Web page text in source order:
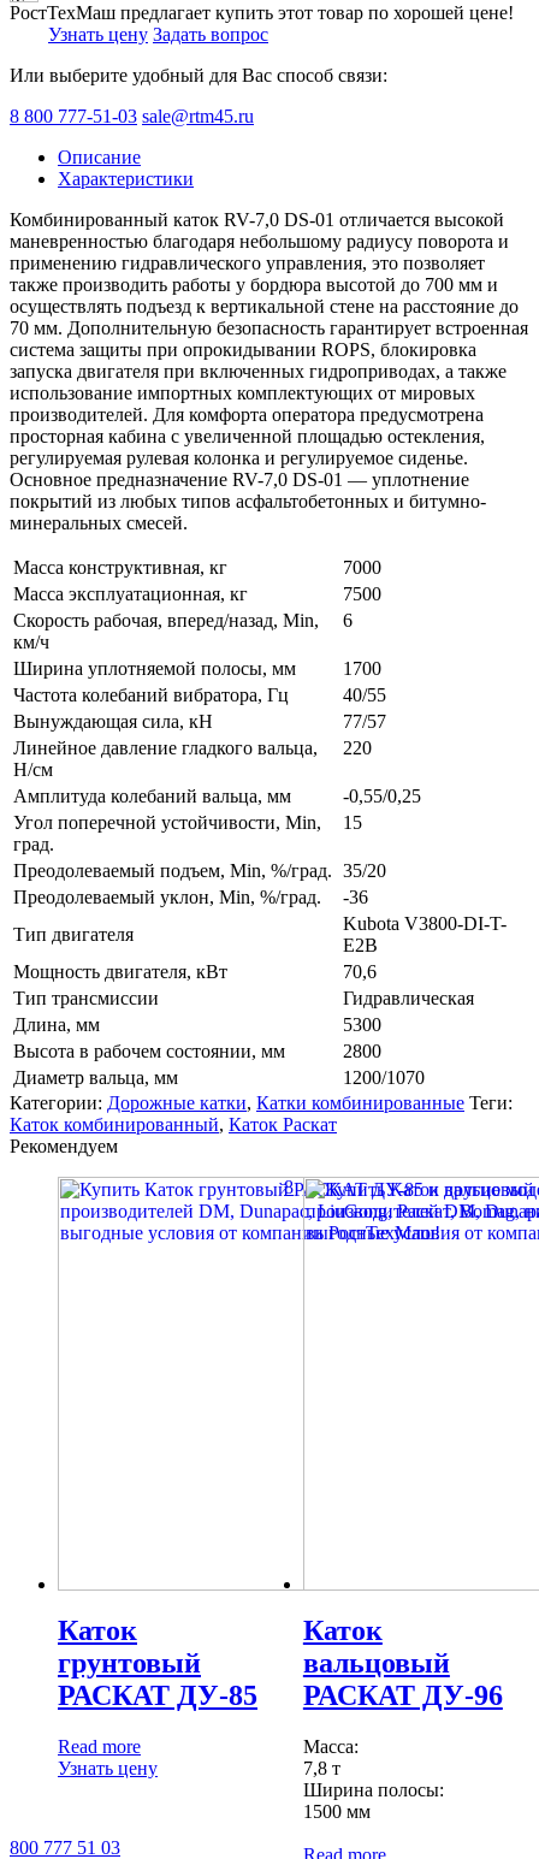
РостТехМаш предлагает купить этот товар по хорошей цене!
Узнать цену Задать вопрос
Или выберите удобный для Вас способ связи:
8 800 777-51-03 sale@rtm45.ru
Описание
Характеристики
Комбинированный каток RV-7,0 DS-01 отличается высокой
маневренностью благодаря небольшому радиусу поворота и
применению гидравлического управления, это позволяет
также производить работы у бордюра высотой до 700 мм и
осуществлять подъезд к вертикальной стене на расстояние до
70 мм. Дополнительную безопасность гарантирует встроенная
система защиты при опрокидывании ROPS, блокировка
запуска двигателя при включенных гидроприводах, а также
использование импортных комплектующих от мировых
производителей. Для комфорта оператора предусмотрена
просторная кабина с увеличенной площадью остекления,
регулируемая рулевая колонка и регулируемое сиденье.
Основное предназначение RV-7,0 DS-01 — уплотнение
покрытий из любых типов асфальтобетонных и битумно-
минеральных смесей.
Масса конструктивная, кг
7000
Масса эксплуатационная, кг
7500
Скорость рабочая, вперед/назад, Min,
км/ч
6
Ширина уплотняемой полосы, мм
1700
Частота колебаний вибратора, Гц
40/55
Вынуждающая сила, кН
77/57
Линейное давление гладкого вальца,
Н/см
220
Амплитуда колебаний вальца, мм
-0,55/0,25
Угол поперечной устойчивости, Min,
град.
15
Преодолеваемый подъем, Min, %/град. 35/20
Преодолеваемый уклон, Min, %/град.
-36
Тип двигателя
Kubota V3800-DI-T-
E2B
Мощность двигателя, кВт
70,6
Тип трансмиссии
Гидравлическая
Длина, мм
5300
Высота в рабочем состоянии, мм
2800
Диаметр вальца, мм
1200/1070
Категории: Дорожные катки, Катки комбинированные Теги:
Каток комбинированный, Каток Раскат
Рекомендуем
Каток
грунтовый
РАСКАТ ДУ-85
Read more
Узнать цену
Каток
вальцовый
РАСКАТ ДУ-96
Масса:
7,8 т
Ширина полосы:
1500 мм
Read more
‎8
800 777 51 03